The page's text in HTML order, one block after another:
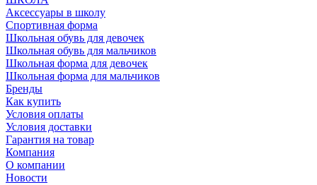
Аксессуары в школу
Спортивная форма
Школьная обувь для девочек
Школьная обувь для мальчиков
Школьная форма для девочек
Школьная форма для мальчиков
Бренды
Как купить
Условия оплаты
Условия доставки
Гарантия на товар
Компания
О компании
Новости